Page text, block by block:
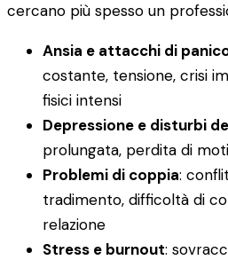
cercano più spesso un
Ansia e attacchi di
costante, tensione, crisi
fisici intensi
Depressione e disturbi
prolungata, perdita di
Problemi di coppia:
tradimento, difficoltà di
relazione
Stress e burnout: